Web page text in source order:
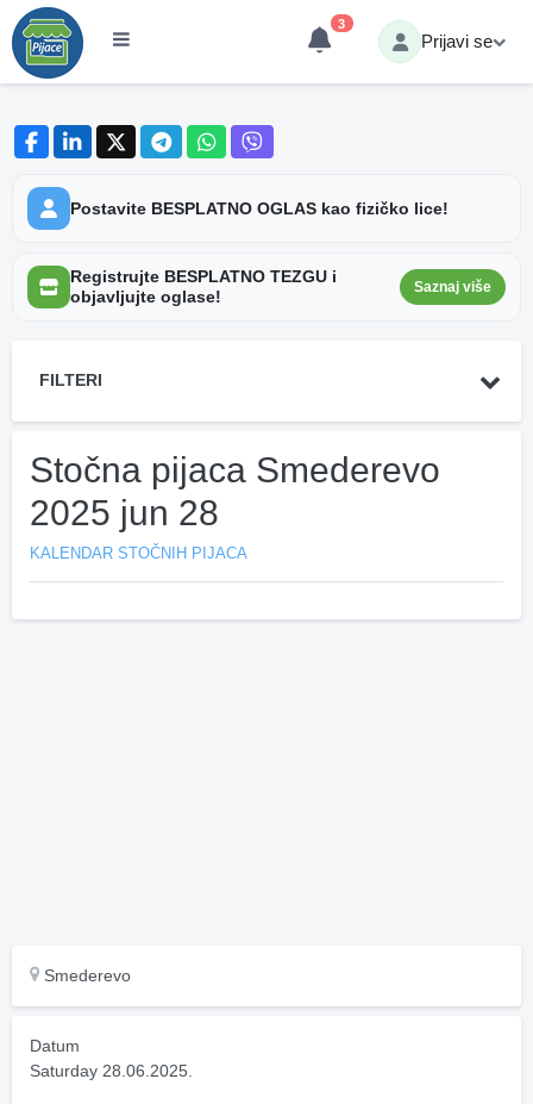
3
Prijavi se
Postavite BESPLATNO OGLAS kao fizičko lice!
Registrujte BESPLATNO TEZGU i
objavljujte oglase!
Saznaj više
FILTERI
Stočna pijaca Smederevo
2025 jun 28
KALENDAR STOČNIH PIJACA
Smederevo
Datum
Saturday 28.06.2025.